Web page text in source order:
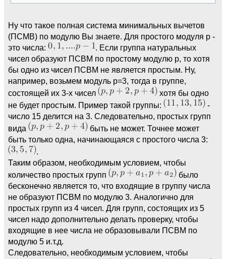
Ну что такое полная система минимальных вычетов
(ПСМВ) по модулю Вы знаете. Для простого модуля p -
это числа:
. Если группа натуральных
чисел образуют ПСВМ по простому модулю p, то хотя
бы одно из чисел ПСВМ не является простым. Ну,
например, возьмем модуль p=3, тогда в группе,
состоящей их 3-х чисел
хотя бы одно
не будет простым. Пример такой группы:
-
число 15 делится на 3. Следовательно, простых групп
вида
быть не может. Точнее может
быть только одна, начинающаяся с простого числа 3:
.
Таким образом, необходимым условием, чтобы
количество простых групп
было
бесконечно является то, что входящие в группу числа
не образуют ПСВМ по модулю 3. Аналогично для
простых групп из 4 чисел. Для групп, состоящих из 5
чисел надо дополнительно делать проверку, чтобы
входящие в нее числа не образовывали ПСВМ по
модулю 5 и.т.д.
Следовательно, необходимым условием, чтобы